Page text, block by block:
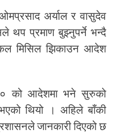
अर्याल र वासुदेव
थप प्रमाण बुझ्नुपर्ने भन्दै
मिसिल झिकाउन आदेश
को आदेशमा भने सुरुको
थियो । अहिले बाँकी
जानकारी दिएको छ